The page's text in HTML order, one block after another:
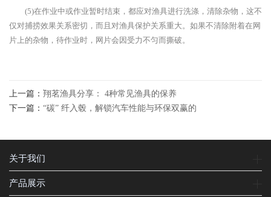
(5)在作业中或作业暂时结束，都应对渔具进行洗涤，清除杂物，这不
仅对捕捞效果关系密切，而且对渔具保护关系重大。如果不清除附着在网
片上的杂物，待作业时，网片会因受力不匀而撕破。
上一篇： 翔茗渔具分享： 4种常见渔具的保养
下一篇： “碳” 纤入毂，解锁汽车性能与环保双赢的
关于我们
产品展示